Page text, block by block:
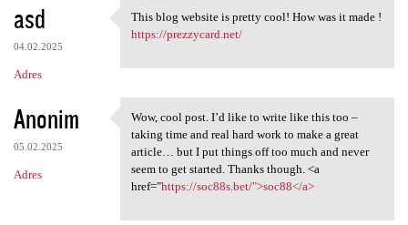
asd
04.02.2025
Adres
This blog website is pretty
This blog website is pretty cool! How was it made !
https://prezzycard.net/
Anonim
05.02.2025
Adres
Wow, cool post. I’d like to
Wow, cool post. I’d like to write like this too –
taking time and real hard work to make a great
article… but I put things off too much and never
seem to get started. Thanks though. <a
href="https://soc88s.bet/">soc88</a>